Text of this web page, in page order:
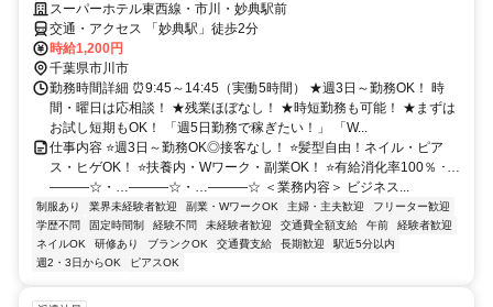
スーパーホテル東西線・市川・妙典駅前
交通・アクセス 「妙典駅」徒歩2分
時給1,200円
千葉県市川市
勤務時間詳細 ⏰9:45～14:45（実働5時間） ★週3日～勤務OK！ 時
間・曜日は応相談！ ★残業ほぼなし！ ★時短勤務も可能！ ★まずは
お試し短期もOK！ 「週5日勤務で稼ぎたい！」 「W...
仕事内容 ⭐週3日～勤務OK◎接客なし！ ⭐髪型自由！ネイル・ピア
ス・ヒゲOK！ ⭐扶養内・Wワーク・副業OK！ ⭐有給消化率100％ ･…
―――☆・…―――☆・…―――☆ ＜業務内容＞ ビジネス...
制服あり 業界未経験者歓迎 副業・WワークOK 主婦・主夫歓迎
フリーター歓迎
学歴不問
固定時間制 経験不問 未経験者歓迎 交通費全額支給 午前
経験者歓迎
ネイルOK
研修あり ブランクOK 交通費支給 長期歓迎
駅近5分以内
週2・3日からOK
ピアスOK